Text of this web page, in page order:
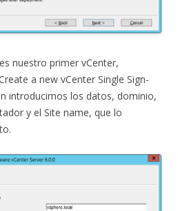
nuestro primer vCenter,
a new vCenter Single Sign-
introducimos los datos, dominio,
y el Site name, que lo